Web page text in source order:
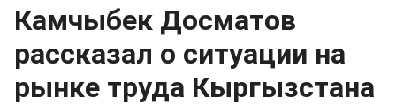
Камчыбек Досматов
рассказал о ситуации на
рынке труда Кыргызстана